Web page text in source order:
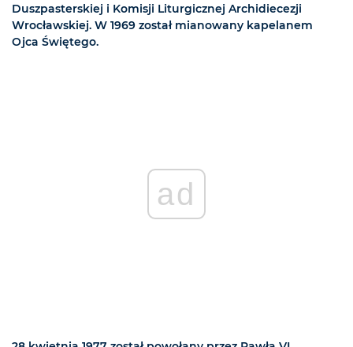
Duszpasterskiej i Komisji Liturgicznej Archidiecezji
Wrocławskiej. W 1969 został mianowany kapelanem
Ojca Świętego.
ad